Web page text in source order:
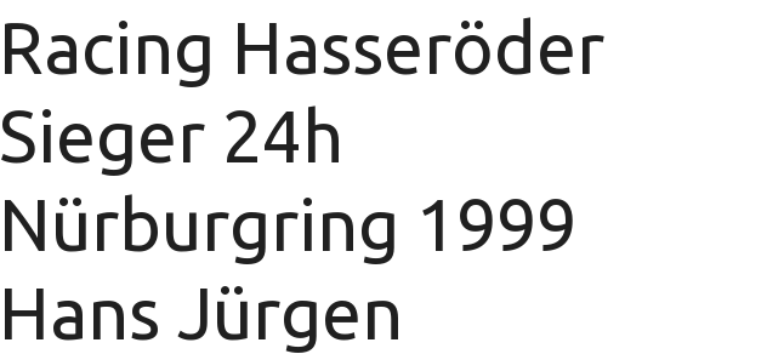
Racing Hasseröder
Sieger 24h
Nürburgring 1999
Hans Jürgen